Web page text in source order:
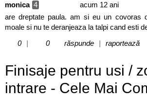
monica 4
acum 12 ani
are dreptate paula. am si eu un covoras
moale si nu te deranjeaza la talpi cand esti
0
| 0 răspunde | raportează
Finisaje pentru usi /
intrare - Cele Mai